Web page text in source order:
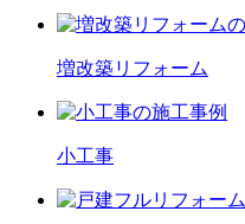
増改築リフォーム
小工事